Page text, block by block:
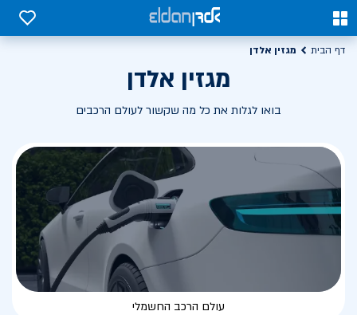
0
0
דף הבית מגזין אלדן
מגזין אלדן
בואו לגלות את כל מה שקשור לעולם הרכבים
עולם הרכב החשמלי